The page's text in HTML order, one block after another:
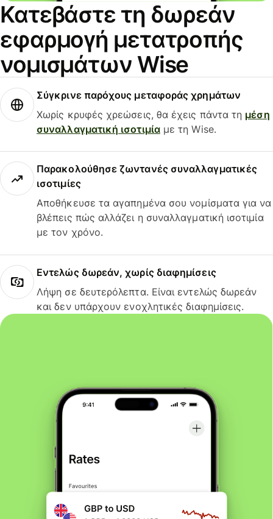
Κατεβάστε τη δωρεάν
εφαρμογή μετατροπής
νομισμάτων Wise
Σύγκρινε παρόχους μεταφοράς χρημάτων
Χωρίς κρυφές χρεώσεις, θα έχεις πάντα τη μέση
συναλλαγματική ισοτιμίαμε τη Wise.
Παρακολούθησε ζωντανές συναλλαγματικές
ισοτιμίες
Αποθήκευσε τα αγαπημένα σου νομίσματα για να
βλέπεις πώς αλλάζει η συναλλαγματική ισοτιμία
με τον χρόνο.
Εντελώς δωρεάν, χωρίς διαφημίσεις
Λήψη σε δευτερόλεπτα. Είναι εντελώς δωρεάν
και δεν υπάρχουν ενοχλητικές διαφημίσεις.